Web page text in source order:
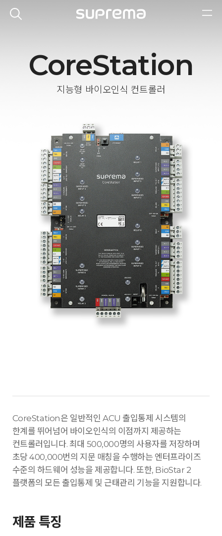
CoreStation
지능형 바이오인식 컨트롤러
CoreStation은 일반적인 ACU 출입통제 시스템의
한계를 뛰어넘어 바이오인식의 이점까지 제공하는
컨트롤러입니다. 최대 500,000명의 사용자를 저장하며
초당 400,000번의 지문 매칭을 수행하는 엔터프라이즈
수준의 하드웨어 성능을 제공합니다. 또한, BioStar 2
플랫폼의 모든 출입통제 및 근태관리 기능을 지원합니다.
제품 특징